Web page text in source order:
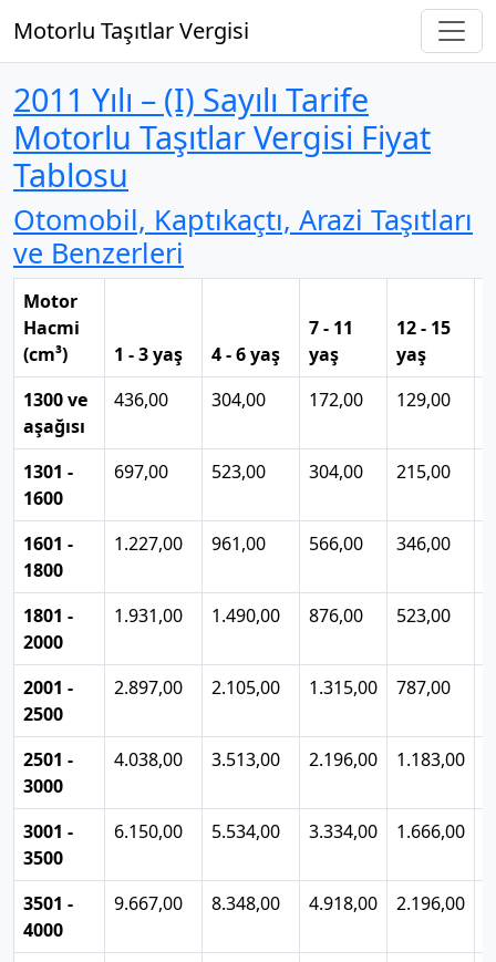
Motorlu Taşıtlar Vergisi
2011 Yılı – (I) Sayılı Tarife
Motorlu Taşıtlar Vergisi Fiyat
Tablosu
Otomobil, Kaptıkaçtı, Arazi Taşıtları
ve Benzerleri
Motor
Hacmi
(cm³)
1 - 3 yaş 4 - 6 yaş
7 - 11
yaş
12 - 15
yaş
1300 ve
aşağısı
436,00 304,00 172,00 129,00
1301 -
1600
697,00 523,00 304,00 215,00
1601 -
1800
1.227,00 961,00 566,00 346,00
1801 -
2000
1.931,00 1.490,00 876,00 523,00
2001 -
2500
2.897,00 2.105,00 1.315,00 787,00
2501 -
3000
4.038,00 3.513,00 2.196,00 1.183,00
3001 -
3500
6.150,00 5.534,00 3.334,00 1.666,00
3501 -
4000
9.667,00 8.348,00 4.918,00 2.196,00